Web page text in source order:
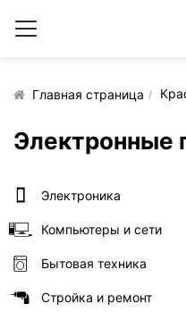
Главная страница
Электронные
Электроника
Компьютеры и сети
Бытовая техника
Стройка и ремонт